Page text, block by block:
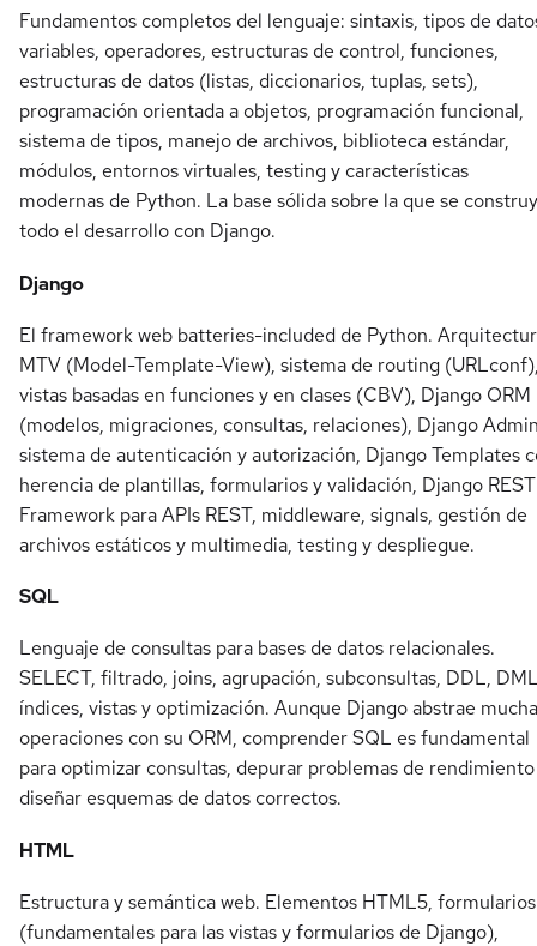
Fundamentos completos del lenguaje: sintaxis, tipos de
variables, operadores, estructuras de control, funciones,
estructuras de datos (listas, diccionarios, tuplas, sets),
programación orientada a objetos, programación funcional,
sistema de tipos, manejo de archivos, biblioteca estándar,
módulos, entornos virtuales, testing y características
modernas de Python. La base sólida sobre la que se
todo el desarrollo con Django.
Django
El framework web batteries-included de Python.
MTV (Model-Template-View), sistema de routing
vistas basadas en funciones y en clases (CBV), Django ORM
(modelos, migraciones, consultas, relaciones), Django
sistema de autenticación y autorización, Django Templates
herencia de plantillas, formularios y validación, Django REST
Framework para APIs REST, middleware, signals, gestión de
archivos estáticos y multimedia, testing y despliegue.
SQL
Lenguaje de consultas para bases de datos relacionales.
SELECT, filtrado, joins, agrupación, subconsultas, DDL,
índices, vistas y optimización. Aunque Django abstrae
operaciones con su ORM, comprender SQL es fundamental
para optimizar consultas, depurar problemas de
diseñar esquemas de datos correctos.
HTML
Estructura y semántica web. Elementos HTML5, formularios
(fundamentales para las vistas y formularios de Django),